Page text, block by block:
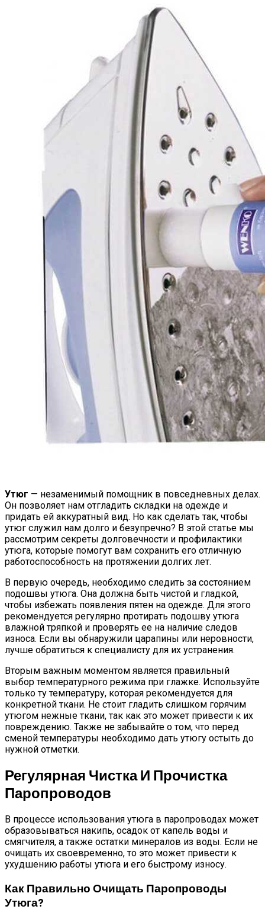
Безопасность Строительных
Объектов Зависит От Качества Их
Освещения
Металлические Опоры Освещения
Как Выбрать Идеальную
Микроволновку Для Вашей Кухни
Как Исправить Неполадки В Газовой
Плите Самостоятельно
Как Правильно Выращивать Ель
Конику В Домашних Условиях
Лиственница: Описание, Уход И
Посадка, Размножение, Применение В
Утюг — незаменимый помощник в повседневных делах.
Он позволяет нам отгладить складки на одежде и
придать ей аккуратный вид. Но как сделать так, чтобы
утюг служил нам долго и безупречно? В этой статье мы
рассмотрим секреты долговечности и профилактики
утюга, которые помогут вам сохранить его отличную
работоспособность на протяжении долгих лет.
В первую очередь, необходимо следить за состоянием
подошвы утюга. Она должна быть чистой и гладкой,
чтобы избежать появления пятен на одежде. Для этого
рекомендуется регулярно протирать подошву утюга
влажной тряпкой и проверять ее на наличие следов
износа. Если вы обнаружили царапины или неровности,
лучше обратиться к специалисту для их устранения.
Вторым важным моментом является правильный
выбор температурного режима при глажке. Используйте
только ту температуру, которая рекомендуется для
конкретной ткани. Не стоит гладить слишком горячим
утюгом нежные ткани, так как это может привести к их
повреждению. Также не забывайте о том, что перед
сменой температуры необходимо дать утюгу остыть до
нужной отметки.
Регулярная Чистка И Прочистка
Паропроводов
В процессе использования утюга в паропроводах может
образовываться накипь, осадок от капель воды и
смягчителя, а также остатки минералов из воды. Если не
очищать их своевременно, то это может привести к
ухудшению работы утюга и его быстрому износу.
Как Правильно Очищать Паропроводы
Утюга?